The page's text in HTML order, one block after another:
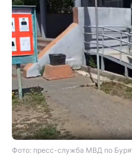
Фото: пресс-служба МВД по